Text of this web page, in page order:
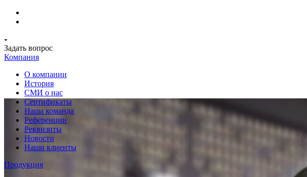
Задать вопрос
Компания
О компании
История
СМИ о нас
Cертификаты
Наша команда
Референции
Реквизиты
Новости
Наши клиенты
Продукция